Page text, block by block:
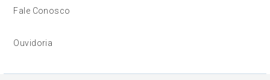
Fale Conosco
Ouvidoria